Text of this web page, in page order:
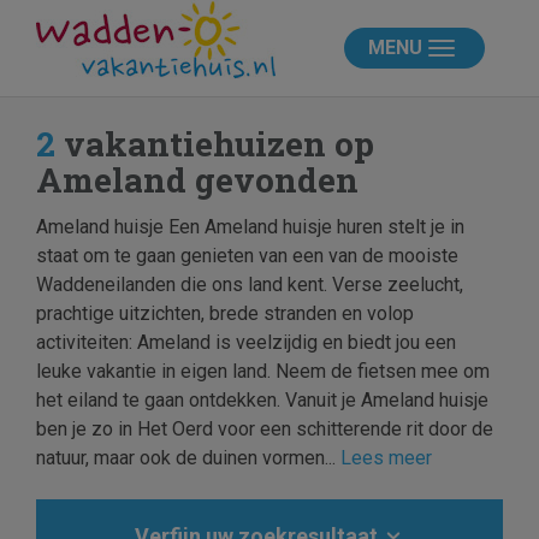
MENU
2 vakantiehuizen op
Ameland gevonden
Ameland huisje Een Ameland huisje huren stelt je in
staat om te gaan genieten van een van de mooiste
Waddeneilanden die ons land kent. Verse zeelucht,
prachtige uitzichten, brede stranden en volop
activiteiten: Ameland is veelzijdig en biedt jou een
leuke vakantie in eigen land. Neem de fietsen mee om
het eiland te gaan ontdekken. Vanuit je Ameland huisje
ben je zo in Het Oerd voor een schitterende rit door de
natuur, maar ook de duinen vormen... Lees meer